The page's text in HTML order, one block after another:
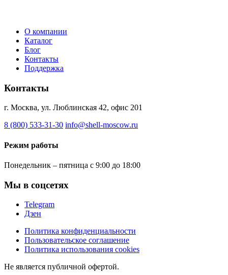
О компании
Каталог
Блог
Контакты
Поддержка
Контакты
г. Москва, ул. Люблинская 42, офис 201
8 (800) 533-31-30 info@shell-moscow.ru
Режим работы
Понедельник – пятница с 9:00 до 18:00
Мы в соцсетях
Telegram
Дзен
Политика конфиденциальности
Пользовательское соглашение
Политика использования cookies
Не является публичной офертой.